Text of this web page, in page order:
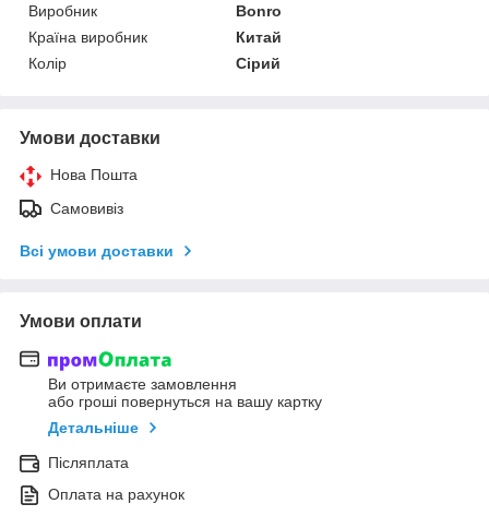
Виробник
Bonro
Країна виробник
Китай
Колір
Сірий
Умови доставки
Нова Пошта
Самовивіз
Всі умови доставки
Умови оплати
Ви отримаєте замовлення
або гроші повернуться на вашу картку
Детальніше
Післяплата
Оплата на рахунок